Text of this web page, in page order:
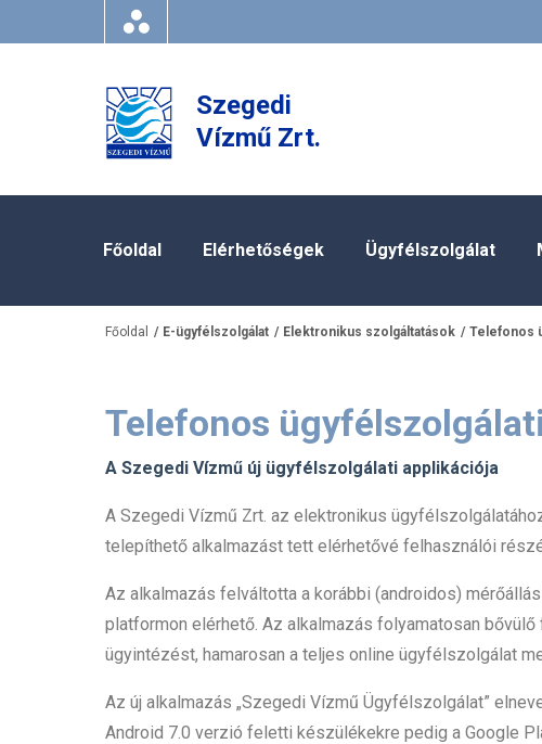
Szegedi
Vízmű Zrt.
Főoldal Elérhetőségek Ügyfélszolgálat
Főoldal E-ügyfélszolgálat Elektronikus szolgáltatások Telefonos
Telefonos
A Szegedi Vízmű új ügyfélszolgálati applikációja
A Szegedi Vízmű Zrt. az elektronikus
telepíthető alkalmazást tett elérhetővé felhasználói
Az alkalmazás felváltotta a korábbi (androidos)
platformon elérhető. Az alkalmazás folyamatosan
ügyintézést, hamarosan a teljes online ügyfélszolgálat
Az új alkalmazás „Szegedi Vízmű Ügyfélszolgálat”
Android 7.0 verzió feletti készülékekre pedig a Google